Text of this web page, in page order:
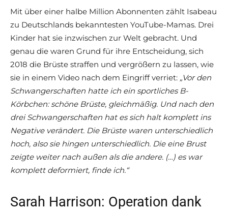
Mit über einer halbe Million Abonnenten zählt Isabeau
zu Deutschlands bekanntesten YouTube-Mamas. Drei
Kinder hat sie inzwischen zur Welt gebracht. Und
genau die waren Grund für ihre Entscheidung, sich
2018 die Brüste straffen und vergrößern zu lassen, wie
sie in einem Video nach dem Eingriff verriet: „Vor den
Schwangerschaften hatte ich ein sportliches B-
Körbchen: schöne Brüste, gleichmäßig. Und nach den
drei Schwangerschaften hat es sich halt komplett ins
Negative verändert. Die Brüste waren unterschiedlich
hoch, also sie hingen unterschiedlich. Die eine Brust
zeigte weiter nach außen als die andere. (…) es war
komplett deformiert, finde ich.“
Sarah Harrison: Operation dank